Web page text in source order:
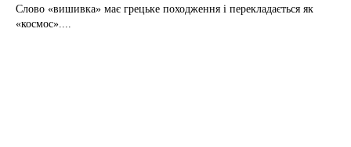
Слово «вишивка» має грецьке походження і перекладається як
«космос»....